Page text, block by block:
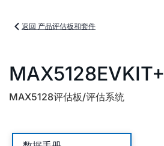
返回 产品评估板和套件
MAX5128EVKIT+
MAX5128评估板/评估系统